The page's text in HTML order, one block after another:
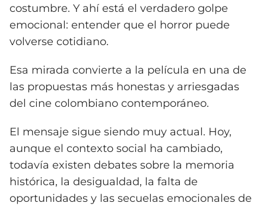
costumbre. Y ahí está el verdadero golpe
emocional: entender que el horror puede
volverse cotidiano.
Esa mirada convierte a la película en una de
las propuestas más honestas y arriesgadas
del cine colombiano contemporáneo.
El mensaje sigue siendo muy actual. Hoy,
aunque el contexto social ha cambiado,
todavía existen debates sobre la memoria
histórica, la desigualdad, la falta de
oportunidades y las secuelas emocionales de